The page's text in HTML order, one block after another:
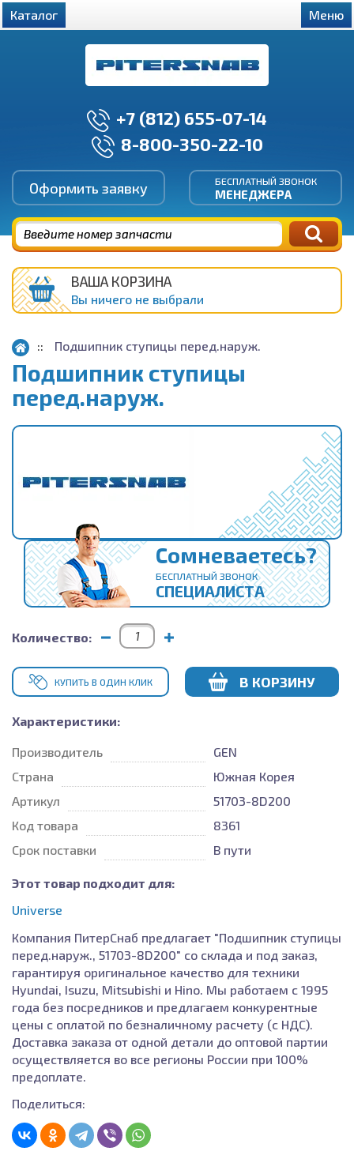
+7 (812) 655-07-14
8-800-350-22-10
Оформить заявку БЕСПЛАТНЫЙ ЗВОНОК
МЕНЕДЖЕРА
Каталог Меню
ВАША КОРЗИНА
Вы ничего не выбрали
Подшипник ступицы перед.наруж.
Подшипник ступицы
перед.наруж.
Сомневаетесь?
БЕСПЛАТНЫЙ ЗВОНОК
СПЕЦИАЛИСТА
Количество:
КУПИТЬ В ОДИН КЛИК В КОРЗИНУ
Характеристики:
Производитель
GEN
Страна
Южная Корея
Артикул
51703-8D200
Код товара
8361
Срок поставки
В пути
Этот товар подходит для:
Universe
Компания ПитерСнаб предлагает "Подшипник ступицы
перед.наруж., 51703-8D200" со склада и под заказ,
гарантируя оригинальное качество для техники
Hyundai, Isuzu, Mitsubishi и Hino. Мы работаем с 1995
года без посредников и предлагаем конкурентные
цены с оплатой по безналичному расчету (с НДС).
Доставка заказа от одной детали до оптовой партии
осуществляется во все регионы России при 100%
предоплате.
Поделиться: